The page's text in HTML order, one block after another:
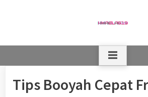
Tips Booyah Cepat